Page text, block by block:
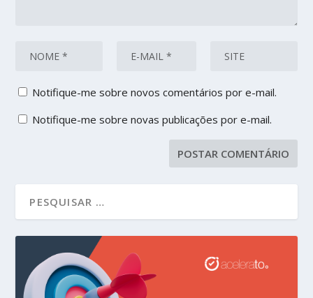
Notifique-me sobre novos comentários por e-mail.
Notifique-me sobre novas publicações por e-mail.